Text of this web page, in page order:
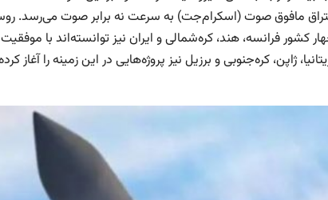
مافوق صوت (اسکرام‌جت) به سرعت نه برابر صوت می‌رسد.
کشور فرانسه، هند، کره‌شمالی و ایران نیز توانسته‌اند با
ژاپن، کره‌جنوبی و برزیل نیز پروژه‌هایی در این زمینه را آغاز